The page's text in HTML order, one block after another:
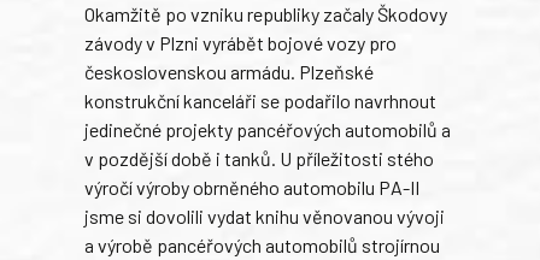
Okamžitě po vzniku republiky začaly Škodovy
závody v Plzni vyrábět bojové vozy pro
československou armádu. Plzeňské
konstrukční kanceláři se podařilo navrhnout
jedinečné projekty pancéřových automobilů a
v pozdější době i tanků. U příležitosti stého
výročí výroby obrněného automobilu PA-II
jsme si dovolili vydat knihu věnovanou vývoji
a výrobě pancéřových automobilů strojírnou